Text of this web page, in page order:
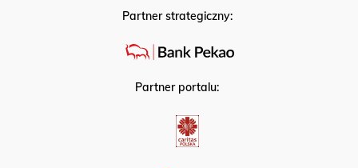
Partner strategiczny:
Partner portalu: